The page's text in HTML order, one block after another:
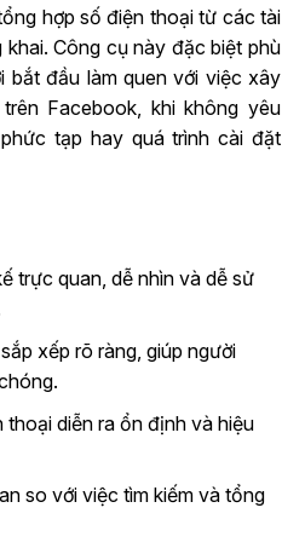
hợp số điện thoại từ các tài
Công cụ này đặc biệt phù
bắt đầu làm quen với việc xây
Facebook, khi không yêu
tạp hay quá trình cài đặt
trực quan, dễ nhìn và dễ sử
xếp rõ ràng, giúp người
thoại diễn ra ổn định và hiệu
so với việc tìm kiếm và tổng